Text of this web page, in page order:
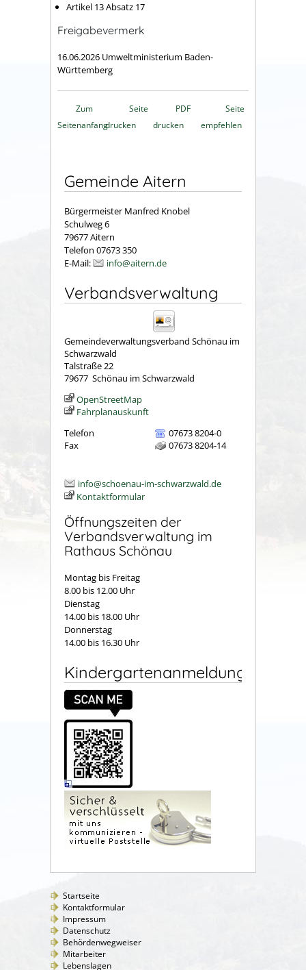
Artikel 13 Absatz 17
Freigabevermerk
16.06.2026 Umweltministerium Baden-
Württemberg
Zum
Seitenanfang
Seite
drucken
PDF
drucken
Seite
empfehlen
Gemeinde Aitern
Bürgermeister Manfred Knobel
Schulweg 6
79677 Aitern
Telefon 07673 350
E-Mail:
info@aitern.de
Verbandsverwaltung
Gemeindeverwaltungsverband Schönau im
Schwarzwald
Talstraße 22
79677 Schönau im Schwarzwald
OpenStreetMap
Fahrplanauskunft
Telefon
07673 8204-0
Fax
07673 8204-14
info@schoenau-im-schwarzwald.de
Kontaktformular
Öffnungszeiten der
Verbandsverwaltung im
Rathaus Schönau
Montag bis Freitag
8.00 bis 12.00 Uhr
Dienstag
14.00 bis 18.00 Uhr
Donnerstag
14.00 bis 16.30 Uhr
Kindergartenanmeldung
Startseite
Kontaktformular
Impressum
Datenschutz
Behördenwegweiser
Mitarbeiter
Lebenslagen